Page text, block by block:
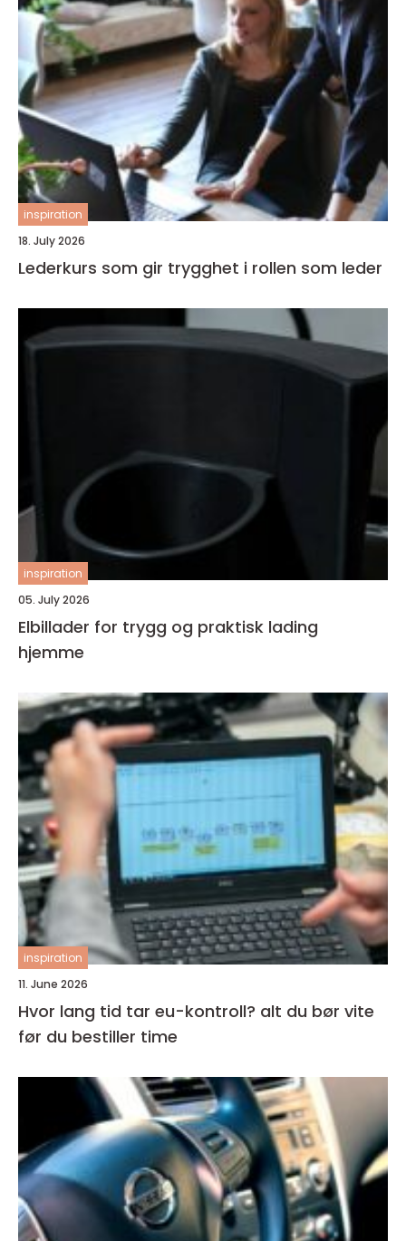
inspiration
18. July 2026
Lederkurs som gir trygghet i rollen som leder
inspiration
05. July 2026
Elbillader for trygg og praktisk lading
hjemme
inspiration
11. June 2026
Hvor lang tid tar eu-kontroll? alt du bør vite
før du bestiller time